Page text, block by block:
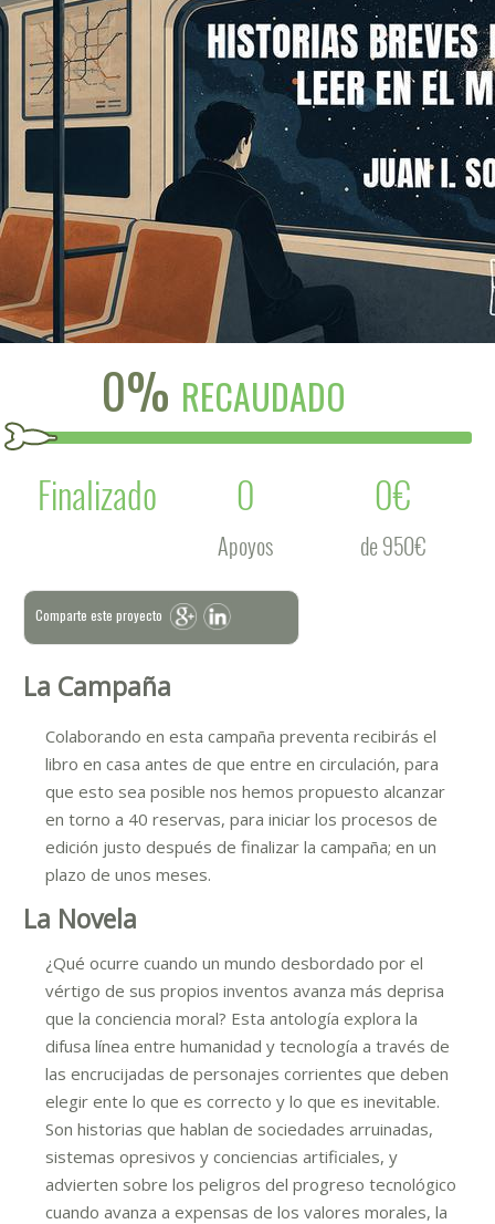
0% RECAUDADO
Finalizado
0
Apoyos
0€
de 950€
Comparte este proyecto
La Campaña
Colaborando en esta campaña preventa recibirás el
libro en casa antes de que entre en circulación, para
que esto sea posible nos hemos propuesto alcanzar
en torno a 40 reservas, para iniciar los procesos de
edición justo después de finalizar la campaña; en un
plazo de unos meses.
La Novela
¿Qué ocurre cuando un mundo desbordado por el
vértigo de sus propios inventos avanza más deprisa
que la conciencia moral? Esta antología explora la
difusa línea entre humanidad y tecnología a través de
las encrucijadas de personajes corrientes que deben
elegir ente lo que es correcto y lo que es inevitable.
Son historias que hablan de sociedades arruinadas,
sistemas opresivos y conciencias artificiales, y
advierten sobre los peligros del progreso tecnológico
cuando avanza a expensas de los valores morales, la